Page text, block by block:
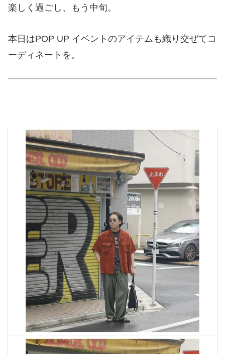
楽しく過ごし、もう中旬。
本日はPOP UP イベントのアイテムも織り交ぜてコ
ーディネートを。